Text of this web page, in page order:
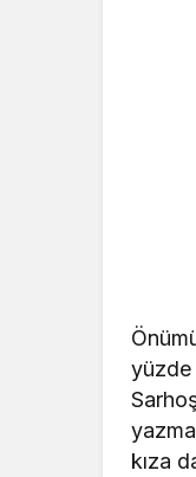
yüzde
kıza